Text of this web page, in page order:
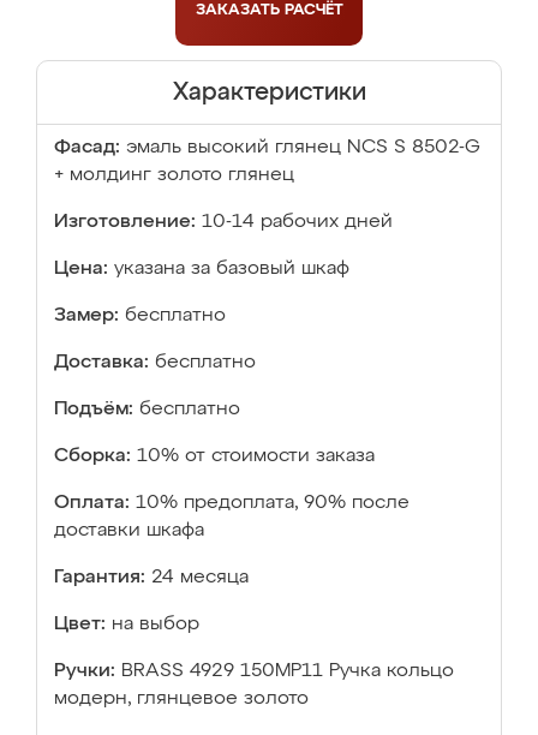
ЗАКАЗАТЬ РАСЧЁТ
Характеристики
Фасад: эмаль высокий глянец NCS S 8502-G
+ молдинг золото глянец
Изготовление: 10-14 рабочих дней
Цена: указана за базовый шкаф
Замер: бесплатно
Доставка: бесплатно
Подъём: бесплатно
Сборка: 10% от стоимости заказа
Оплата: 10% предоплата, 90% после
доставки шкафа
Гарантия: 24 месяца
Цвет: на выбор
Ручки: BRASS 4929 150MP11 Ручка кольцо
модерн, глянцевое золото